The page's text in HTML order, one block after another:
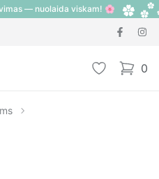
— nuolaida viskam! 🌸
0
items